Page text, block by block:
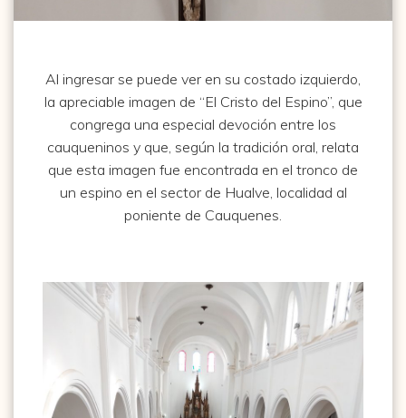
Al ingresar se puede ver en su costado izquierdo,
la apreciable imagen de “El Cristo del Espino”, que
congrega una especial devoción entre los
cauqueninos y que, según la tradición oral, relata
que esta imagen fue encontrada en el tronco de
un espino en el sector de Hualve, localidad al
poniente de Cauquenes.